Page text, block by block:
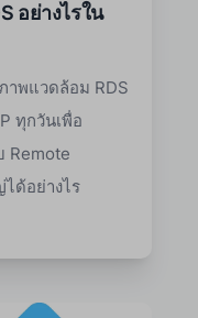
อย่างไรใน
าพแวดล้อม RDS
ทุกวันเพื่อ
Remote
ด้อย่างไร